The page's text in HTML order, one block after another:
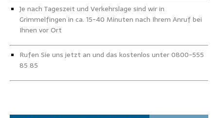
Je nach Tageszeit und Verkehrslage sind wir in
Grimmelfingen in ca. 15-40 Minuten nach Ihrem Anruf bei
Ihnen vor Ort
Rufen Sie uns jetzt an und das kostenlos unter 0800-555
85 85